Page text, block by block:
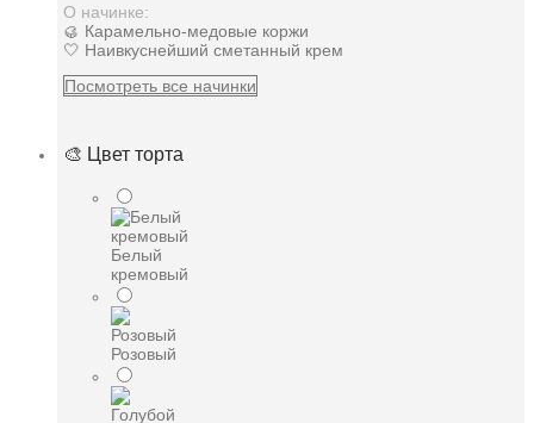
О начинке:
🥮 Карамельно-медовые коржи
🤍 Наивкуснейший сметанный крем
Посмотреть все начинки
🎨 Цвет торта
Белый
кремовый
Розовый